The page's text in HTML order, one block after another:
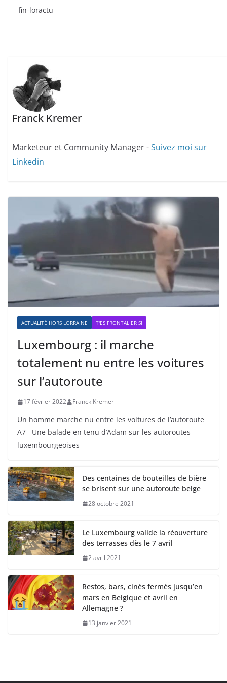
fin-loractu
Franck Kremer
Marketeur et Community Manager -Suivez moi sur
Linkedin
ACTUALITÉ HORS LORRAINE T'ES FRONTALIER SI
Luxembourg : il marche
totalement nu entre les voitures
sur l’autoroute
17 février 2022 Franck Kremer
Un homme marche nu entre les voitures de l’autoroute
A7 Une balade en tenu d’Adam sur les autoroutes
luxembourgeoises
Des centaines de bouteilles de bière
se brisent sur une autoroute belge
28 octobre 2021
Le Luxembourg valide la réouverture
des terrasses dès le 7 avril
2 avril 2021
Restos, bars, cinés fermés jusqu’en
mars en Belgique et avril en
Allemagne ?
13 janvier 2021